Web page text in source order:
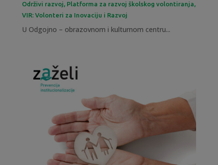
Održivi razvoj, Platforma za razvoj školskog volontiranja,
VIR: Volonteri za Inovaciju i Razvoj
U Odgojno – obrazovnom i kulturnom centru...